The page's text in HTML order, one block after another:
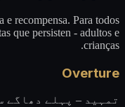
e recompensa. Para todos
que persisten - adultos e
crianças.
Overture
تمہید – پہلے دھاگے